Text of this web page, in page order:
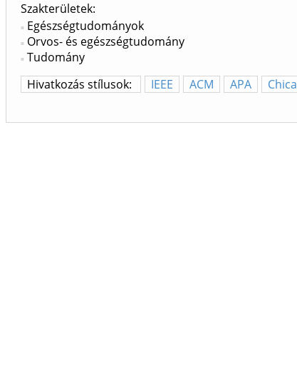
Szakterületek:
Egészségtudományok
Orvos- és egészségtudomány
Tudomány
Hivatkozás stílusok:
IEEE ACM APA